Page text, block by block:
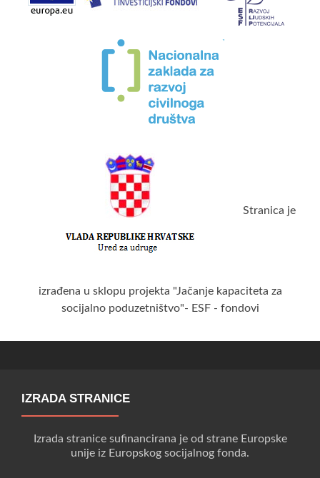
Stranica je
izrađena u sklopu projekta "Jačanje kapaciteta za
socijalno poduzetništvo"- ESF - fondovi
IZRADA STRANICE
Izrada stranice sufinancirana je od strane Europske
unije iz Europskog socijalnog fonda.